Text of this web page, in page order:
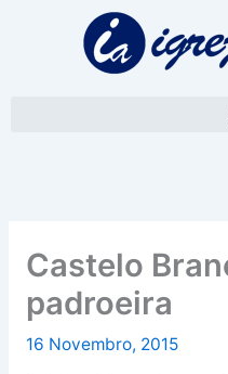
Castelo
padroeira
16 Novembro, 2015